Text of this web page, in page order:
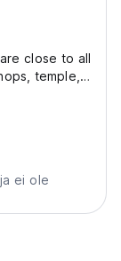
close to all
temple,
the
surrounding
ei ole